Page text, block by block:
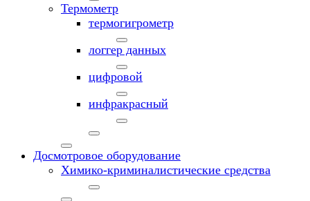
Термометр
термогигрометр
логгер данных
цифровой
инфракрасный
Досмотровое оборудование
Химико-криминалистические средства